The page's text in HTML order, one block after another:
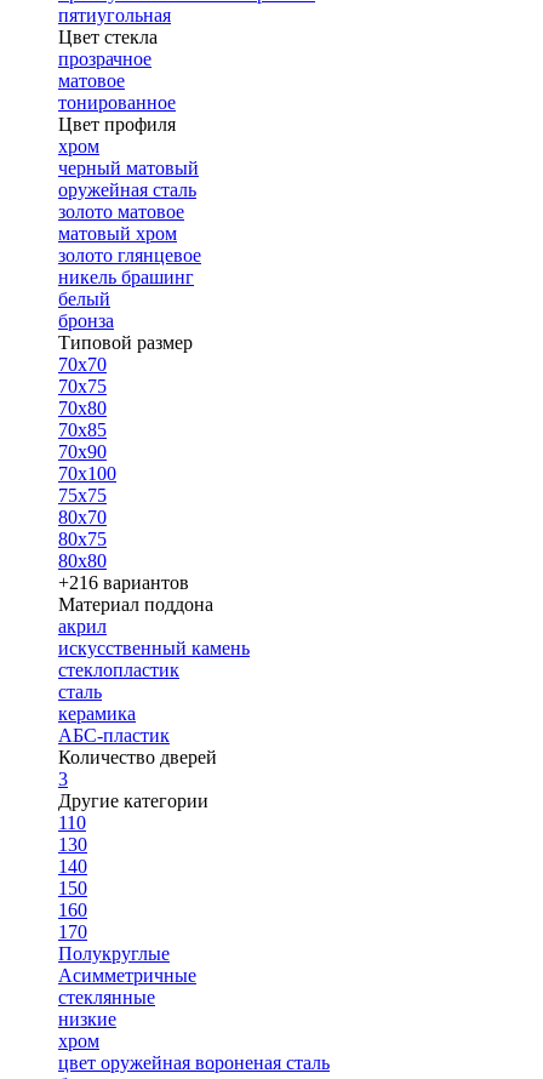
пятиугольная
Цвет стекла
прозрачное
матовое
тонированное
Цвет профиля
хром
черный матовый
оружейная сталь
золото матовое
матовый хром
золото глянцевое
никель брашинг
белый
бронза
Типовой размер
70х70
70х75
70х80
70х85
70х90
70х100
75х75
80х70
80х75
80х80
+216 вариантов
Материал поддона
акрил
искусственный камень
стеклопластик
сталь
керамика
АБС-пластик
Количество дверей
3
Другие категории
110
130
140
150
160
170
Полукруглые
Асимметричные
стеклянные
низкие
хром
цвет оружейная вороненая сталь